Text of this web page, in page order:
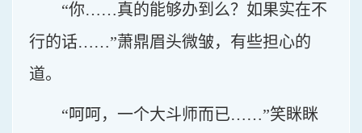
“你……真的能够办到么？如果实在不
行的话……”萧鼎眉头微皱，有些担心的
道。
“呵呵，一个大斗师而已……”笑眯眯